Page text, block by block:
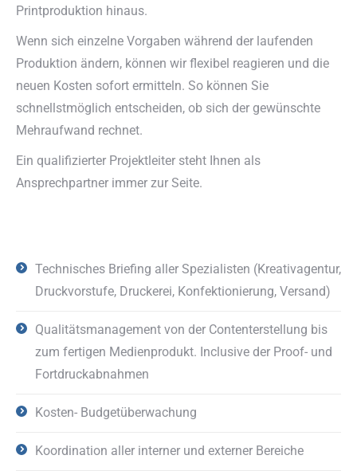
Printproduktion hinaus.
Wenn sich einzelne Vorgaben während der laufenden
Produktion ändern, können wir flexibel reagieren und die
neuen Kosten sofort ermitteln. So können Sie
schnellstmöglich entscheiden, ob sich der gewünschte
Mehraufwand rechnet.
Ein qualifizierter Projektleiter steht Ihnen als
Ansprechpartner immer zur Seite.
Technisches Briefing aller Spezialisten (Kreativagentur,
Druckvorstufe, Druckerei, Konfektionierung, Versand)
Qualitätsmanagement von der Contenterstellung bis
zum fertigen Medienprodukt. Inclusive der Proof- und
Fortdruckabnahmen
Kosten- Budgetüberwachung
Koordination aller interner und externer Bereiche